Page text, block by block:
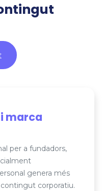
marca
per a fundadors,
genera més
corporatiu.